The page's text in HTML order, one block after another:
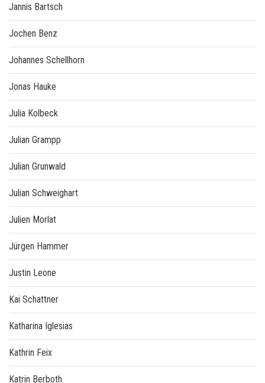
Jannis Bartsch
Jochen Benz
Johannes Schellhorn
Jonas Hauke
Julia Kolbeck
Julian Grampp
Julian Grunwald
Julian Schweighart
Julien Morlat
Jürgen Hammer
Justin Leone
Kai Schattner
Katharina Iglesias
Kathrin Feix
Katrin Berboth